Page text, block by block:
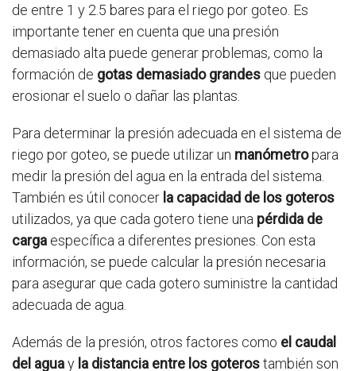
de entre 1 y 2.5 bares para el riego por goteo. Es
importante tener en cuenta que una presión
demasiado alta puede generar problemas, como la
formación de gotas demasiado grandes que pueden
erosionar el suelo o dañar las plantas.
Para determinar la presión adecuada en el sistema de
riego por goteo, se puede utilizar un manómetropara
medir la presión del agua en la entrada del sistema.
También es útil conocer la capacidad de los goteros
utilizados, ya que cada gotero tiene una pérdida de
carga específica a diferentes presiones. Con esta
información, se puede calcular la presión necesaria
para asegurar que cada gotero suministre la cantidad
adecuada de agua.
Además de la presión, otros factores como el caudal
del aguay la distancia entre los goterostambién son